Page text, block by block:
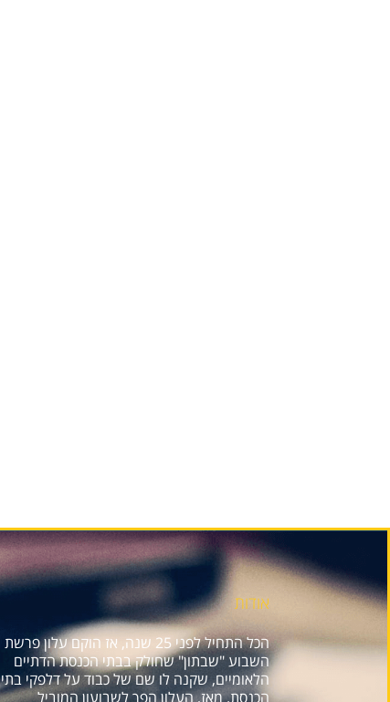
אודות
הכל התחיל לפני 25 שנה, אז הוקם עלון פרשת
השבוע "שבתון" שחולק בבתי הכנסת הדתיים
הלאומיים, שקנה לו שם של כבוד על דלפקי בתי
הכנסת. מאז, העלון הפך לשבועון המוביל